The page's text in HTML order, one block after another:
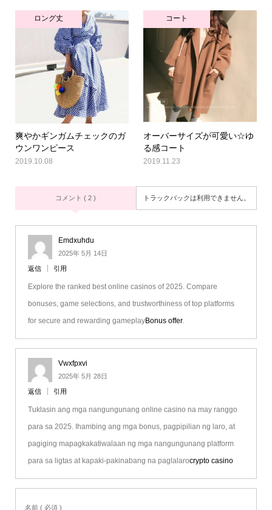
ロング丈
爽やかギンガムチェックのガ
ウンワンピース
2019.10.08
コート
オーバーサイズが可愛い☆ゆ
る感コート
2019.11.23
コメント ( 2 ) トラックバックは利用できません。
Emdxuhdu
2025年 5月 14日
返信 引用
Explore the ranked best online casinos of 2025. Compare
bonuses, game selections, and trustworthiness of top platforms
for secure and rewarding gameplayBonus offer.
Vwxfpxvi
2025年 5月 28日
返信 引用
Tuklasin ang mga nangungunang online casino na may ranggo
para sa 2025. Ihambing ang mga bonus, pagpipilian ng laro, at
pagiging mapagkakatiwalaan ng mga nangungunang platform
para sa ligtas at kapaki-pakinabang na paglalarocrypto casino
名前 ( 必須 )